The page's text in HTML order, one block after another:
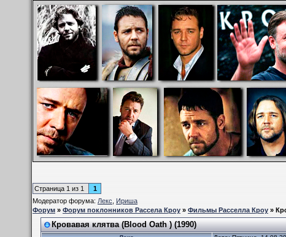
Страница 1 из 1
1
Модератор форума:Лекс,Ириша
Форум»Форум поклонников Рассела Кроу»Фильмы Расселла Кроу»
Кровавая клятва (Blood Oath ) (1990)